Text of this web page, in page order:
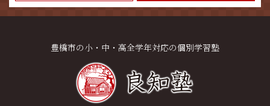
豊橋市の小・中・高全学年対応の個別学習塾